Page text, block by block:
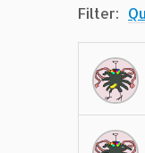
Filter: